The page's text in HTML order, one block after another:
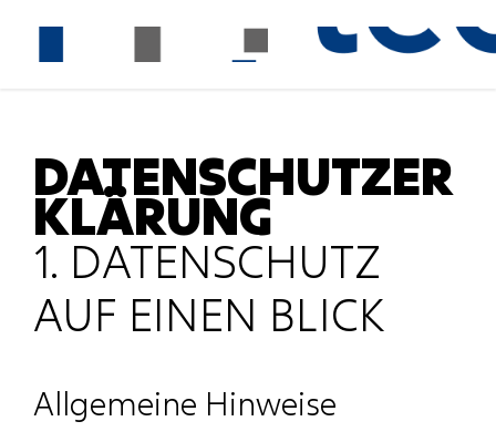
DATENSCHUTZER
KLÄRUNG
1. DATENSCHUTZ
AUF EINEN BLICK
Allgemeine Hinweise